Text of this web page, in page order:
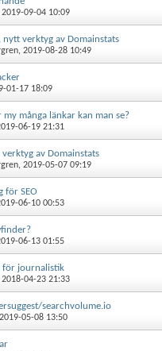
2019-09-04 10:09
nytt verktyg av Domainstats
, 2019-08-28 10:49
01-17 18:09
många länkar kan man se?
06-19 21:31
av Domainstats
, 2019-05-07 09:19
för SEO
06-10 00:53
06-13 01:55
för journalistik
2018-04-23 21:33
searchvolume.io
05-08 13:50